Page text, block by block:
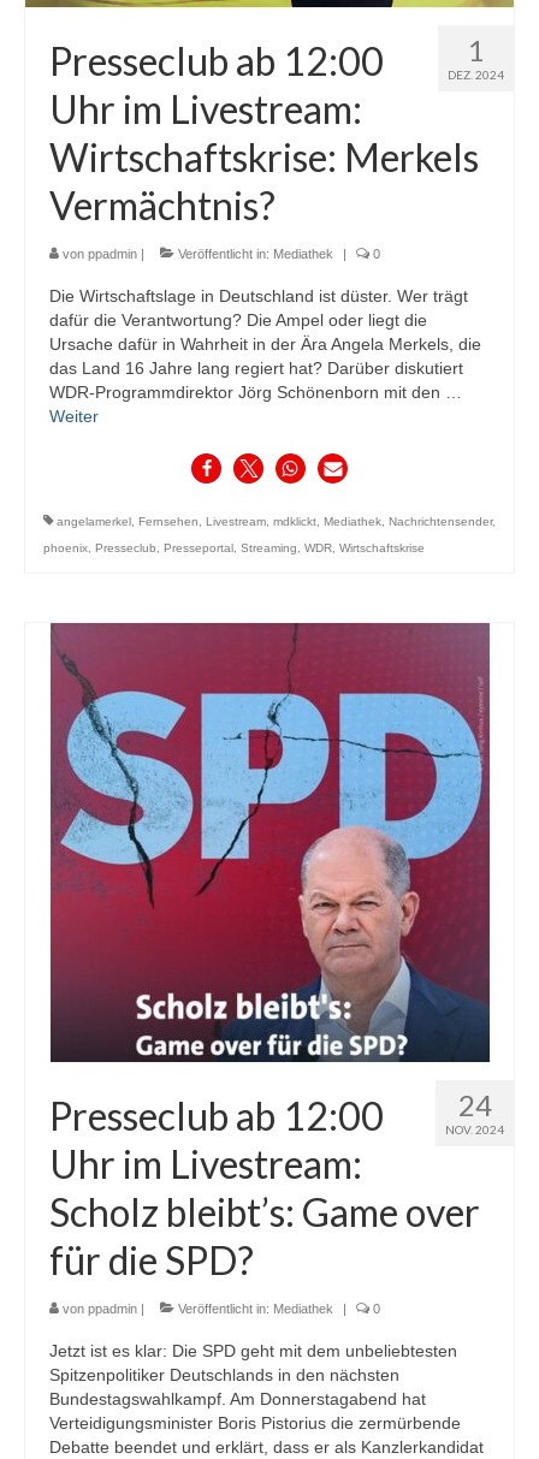
1
DEZ. 2024
Presseclub ab 12:00
Uhr im Livestream:
Wirtschaftskrise: Merkels
Vermächtnis?
von ppadmin | Veröffentlicht in: Mediathek | 0
Die Wirtschaftslage in Deutschland ist düster. Wer trägt
dafür die Verantwortung? Die Ampel oder liegt die
Ursache dafür in Wahrheit in der Ära Angela Merkels, die
das Land 16 Jahre lang regiert hat? Darüber diskutiert
WDR-Programmdirektor Jörg Schönenborn mit den …
Weiter
angelamerkel Fernsehen Livestream mdklickt Mediathek Nachrichtensender,
phoenix Presseclub Presseportal Streaming WDR Wirtschaftskrise
24
NOV. 2024
Presseclub ab 12:00
Uhr im Livestream:
Scholz bleibt’s: Game over
für die SPD?
von ppadmin | Veröffentlicht in: Mediathek | 0
Jetzt ist es klar: Die SPD geht mit dem unbeliebtesten
Spitzenpolitiker Deutschlands in den nächsten
Bundestagswahlkampf. Am Donnerstagabend hat
Verteidigungsminister Boris Pistorius die zermürbende
Debatte beendet und erklärt, dass er als Kanzlerkandidat